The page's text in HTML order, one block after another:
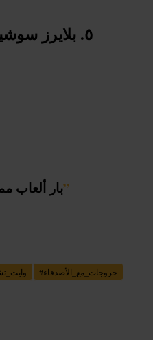
بلايرز
بار ألعاب”
#خروجات_مع_الأصدقاء